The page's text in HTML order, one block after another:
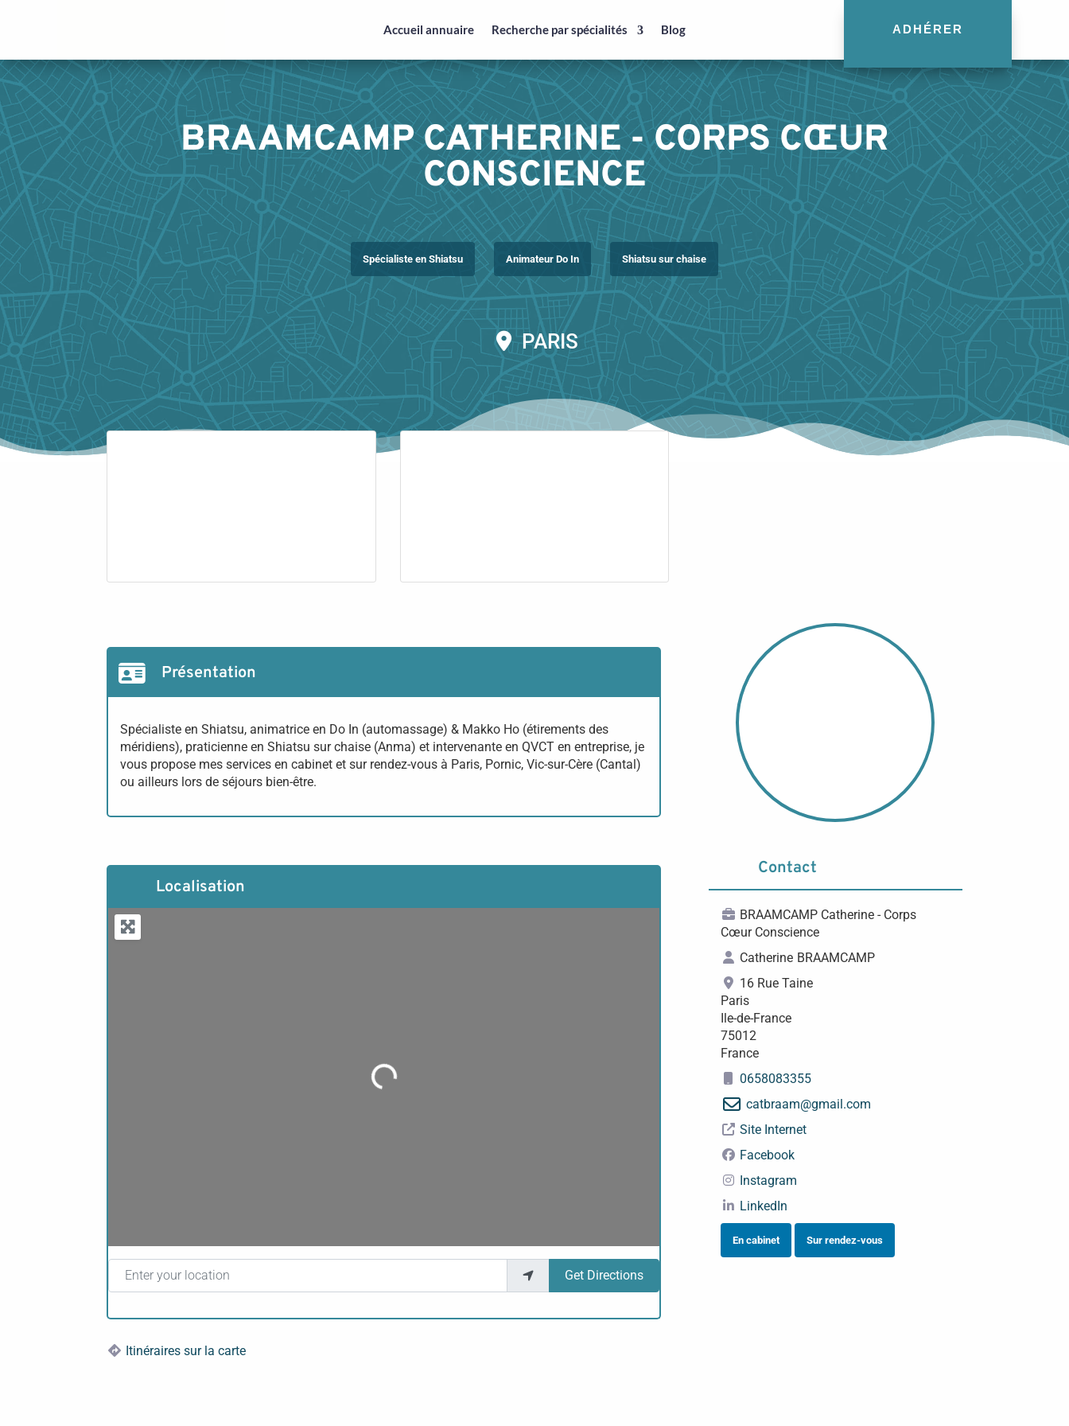
Accueil annuaire Recherche par spécialités Blog ADHÉRER
BRAAMCAMP CATHERINE - CORPS CŒUR
CONSCIENCE
Spécialiste en Shiatsu Animateur Do In Shiatsu sur chaise
PARIS
Présentation
Spécialiste en Shiatsu, animatrice en Do In (automassage) & Makko Ho (étirements des
méridiens), praticienne en Shiatsu sur chaise (Anma) et intervenante en QVCT en entreprise, je
vous propose mes services en cabinet et sur rendez-vous à Paris, Pornic, Vic-sur-Cère (Cantal)
ou ailleurs lors de séjours bien-être.
Localisation
Loading...
Enter your location
Get Directions
Itinéraires sur la carte
Contact
BRAAMCAMP Catherine - Corps
Cœur Conscience
Catherine BRAAMCAMP
16 Rue Taine
Paris
Ile-de-France
75012
France
0658083355
catbraam@gmail.com
Site Internet
Facebook
Instagram
LinkedIn
En cabinet Sur rendez-vous